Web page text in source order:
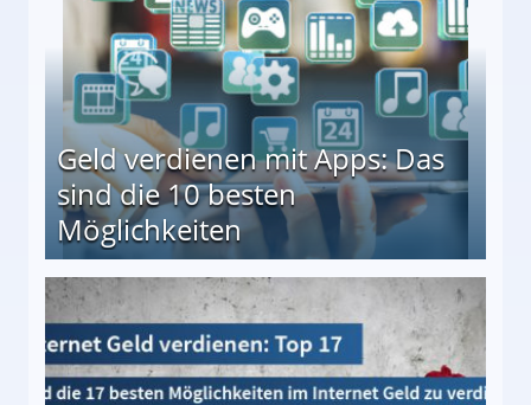
Geld verdienen mit Apps: Das
sind die 10 besten
Möglichkeiten
besten Möglichkeiten